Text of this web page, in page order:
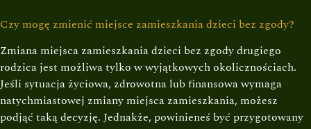
Czy mogę zmienić miejsce zamieszkania dzieci bez zgody?
Zmiana miejsca zamieszkania dzieci bez zgody drugiego
rodzica jest możliwa tylko w wyjątkowych okolicznościach.
Jeśli sytuacja życiowa, zdrowotna lub finansowa wymaga
natychmiastowej zmiany miejsca zamieszkania, możesz
podjąć taką decyzję. Jednakże, powinieneś być przygotowany